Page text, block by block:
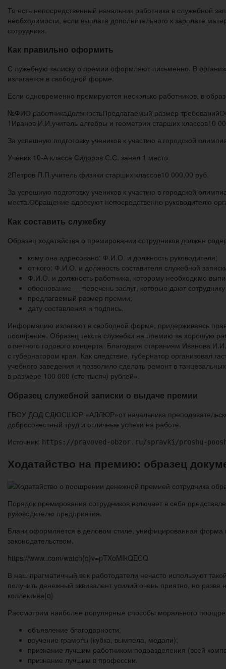
То есть непосредственный начальник работника в служебной
необходимости, если выплата дополнительного к зарплате
сотрудника.
Как правильно оформить
С лужебную записку о премии оформляют письменно. В
излагается в свободной форме.
Если одновременно премируются несколько работников, в
№ФИО работникаДолжностьПредлагаемый размер
1 Иванов И.И.учитель алгебры и геометрии старших классов10
За успешную подготовку учеников к участию в городской
Ученик 10-А класса Сидоров С.С. занял 1 место.
2Петров П.П.учитель физики старших классов10 000,00 руб.
За успешную подготовку учеников к участию в городской
места.Обращение адресуют непосредственно руководителю
Как составить служебку
Образец ходатайства о премировании сотрудников должен
кому она адресовано: Ф.И.О. и должность руководителя;
от кого: Ф.И.О. и должность составителя служебной
Ф.И.О. и должность работника, которому необходимо
обоснование — перечень заслуг, которые дают
предлагаемый размер премии;
дату составления и подпись.
Информацию излагают в свободной форме, придерживаясь
поощрение. Образец текста служебки на премию за хорошую
отчетного годового концерта. Благодаря стараниям Иванова
с губернатором края. Как следствие, губернатор организовал
учебного заведения и позволило сделать ремонт в
в размере 100 000 (сто тысяч) рублей».
Образец служебной записки о выдаче премии
ГБОУ ДОД СДЮСШОР «АЛЛЮР»от начальника
добросовестный труд и отличные успехи на работе.
Источник: https://pravoved-obzor.ru/spravki/proshu-
Ходатайство на премию: образец
Порядок премирования сотрудников включает в себя
руководителю предприятия.
Бланк оформляется в деловом стиле, унифицированная
законодательством.
https://www..com/watch{q}v=pTXoMIkQECQ
В наш прагматичный век работодатели нечасто используют
получить денежный эквивалент усилий очень приятно, но разве
коллектива{q}
Рассмотрим наиболее популярные способы морального
объявление благодарности;
вручение грамоты (кубка, вымпела, медали);
признание лучшим работником подразделения (всей
признание лучшим в профессии.